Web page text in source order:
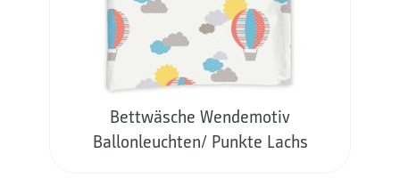
Bettwäsche Wendemotiv
Ballonleuchten/ Punkte Lachs